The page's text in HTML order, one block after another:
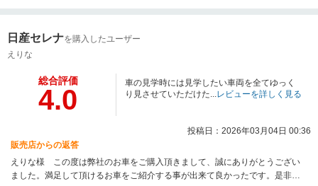
日産セレナを購入したユーザー
えりな
総合評価
4.0
車の見学時には見学したい車両を全てゆっく
り見させていただけた...レビューを詳しく見る
投稿日：2026年03月04日 00:36
販売店からの返答
えりな様 この度は弊社のお車をご購入頂きまして、誠にありがとうござい
ました。満足して頂けるお車をご紹介する事が出来て良かったです。是非、